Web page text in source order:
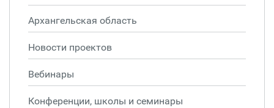
Архангельская область
Новости проектов
Вебинары
Конференции, школы и семинары